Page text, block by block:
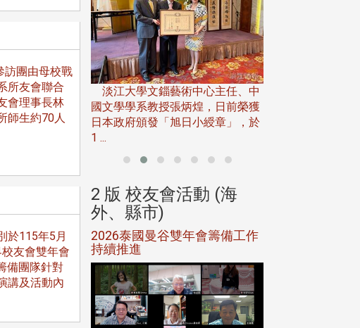
訪團由母校戰
所友會聯合
會理事長林
師生約70人
於115年5月
友會雙年會
備團隊針對
講及活動內
於今(115)年7
。董事會於6月
淡江大學文錙藝術中心主任、中
國文學學系教授張炳煌，日前榮獲
日本政府頒發「旭日小綬章」，於
1 ...
115年年中
當選116年
辦下屆世界
2 版 校友會活動 (海
外、縣市)
2026泰國曼谷雙年會籌備工作
持續推進